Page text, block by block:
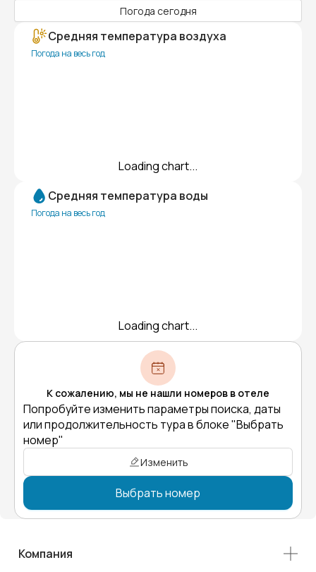
Погода сегодня
Средняя температура воздуха
Погода на весь год
Loading chart...
Средняя температура воды
Погода на весь год
Loading chart...
К сожалению, мы не нашли номеров в отеле
Попробуйте изменить параметры поиска, даты
или продолжительность тура в блоке "Выбрать
номер"
Изменить
Выбрать номер
Компания